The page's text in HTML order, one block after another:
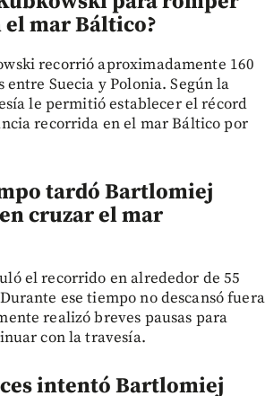
mar Báltico?
recorrió aproximadamente 160
Suecia y Polonia. Según la
le permitió establecer el récord
recorrida en el mar Báltico por
tardó Bartlomiej
cruzar el mar
el recorrido en alrededor de 55
ese tiempo no descansó fuera
realizó breves pausas para
con la travesía.
intentó Bartlomiej